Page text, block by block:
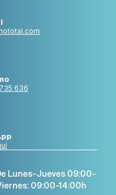
636
Lunes-Jueves 09:00-
09:00-14:00h